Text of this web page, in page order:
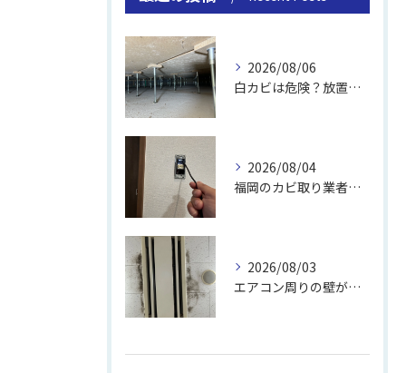
2026/08/06
白カビは危険？放置のリスクと取り方
2026/08/04
福岡のカビ取り業者おすすめの選び方と費用
2026/08/03
エアコン周りの壁が結露しやすい理由